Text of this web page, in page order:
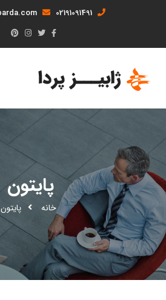
02191091491
info[at]jabizparda.com
پایتون
خانه پایتون